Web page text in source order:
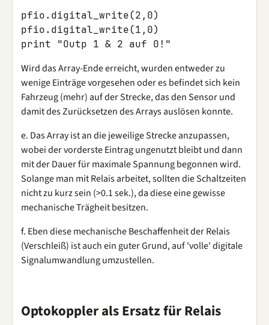
pfio.digital_write(2,0)
pfio.digital_write(1,0)
Wird das Array-Ende erreicht, wurden entweder zu
wenige Einträge vorgesehen oder es befindet sich kein
Fahrzeug (mehr) auf der Strecke, das den Sensor und
damit des Zurücksetzen des Arrays auslösen konnte.
e. Das Array ist an die jeweilige Strecke anzupassen,
wobei der vorderste Eintrag ungenutzt bleibt und dann
mit der Dauer für maximale Spannung begonnen wird.
Solange man mit Relais arbeitet, sollten die Schaltzeiten
nicht zu kurz sein (>0.1 sek.), da diese eine gewisse
mechanische Trägheit besitzen.
f. Eben diese mechanische Beschaffenheit der Relais
(Verschleiß) ist auch ein guter Grund, auf 'volle' digitale
Signalumwandlung umzustellen.
Optokoppler als Ersatz für Relais